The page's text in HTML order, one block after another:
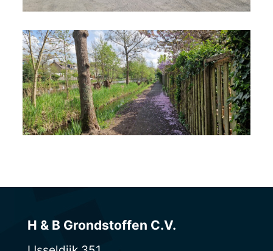
Diverse werken Capelle a/d
IJssel
Bekijk project
H & B Grondstoffen C.V.